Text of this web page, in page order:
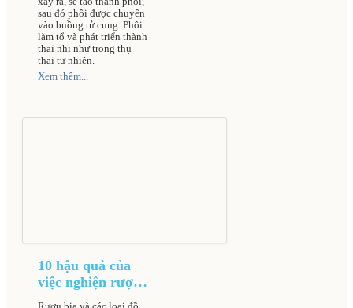
sau đó phôi được chuyển
vào buồng tử cung. Phôi
làm tổ và phát triển thành
thai nhi như trong thụ
thai tự nhiên.
Xem thêm...
10 hậu quả của
việc nghiện rượu
bia đối với cơ thể